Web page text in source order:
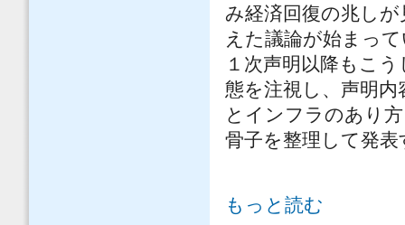
み経済回復の兆し
えた議論が始まっ
１次声明以降もこ
態を注視し、声明
とインフラのあり
骨子を整理して発
COVID-19災禍を踏まえた社会と
について
もっと読む